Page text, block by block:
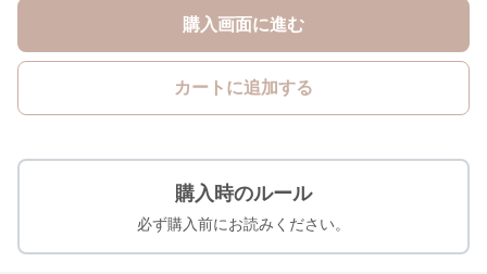
購入画面に進む
カートに追加する
購入時のルール
必ず購入前にお読みください。